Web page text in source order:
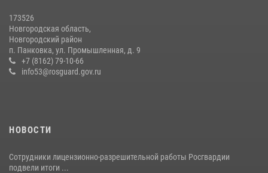
подвел итоги служебной деятельности сотрудников
вневедомственной охраны за первое полугодие 2026 года
22 июля 2026, 12:33 6
173526
Новгородская область,
Новгородский район
п. Панковка, ул. Промышленная, д. 9
+7 (8162) 79-10-66
info53@rosguard.gov.ru
НОВОСТИ
Сотрудники лицензионно-разрешительной работы Росгвардии
подвели итоги ...